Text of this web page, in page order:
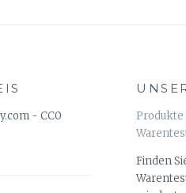
- CC0
Produkte
Finden